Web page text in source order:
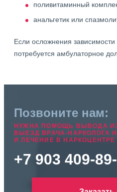
поливитаминный
анальгетик или
Если осложнения
потребуется амбулаторное
Позвоните нам:
НУЖНА ПОМОЩЬ ВЫВОДА
ВЫЕЗД ВРАЧА-НАРКОЛОГА
И ЛЕЧЕНИЕ В НАРКОЦЕНТРЕ
+7 903 409-